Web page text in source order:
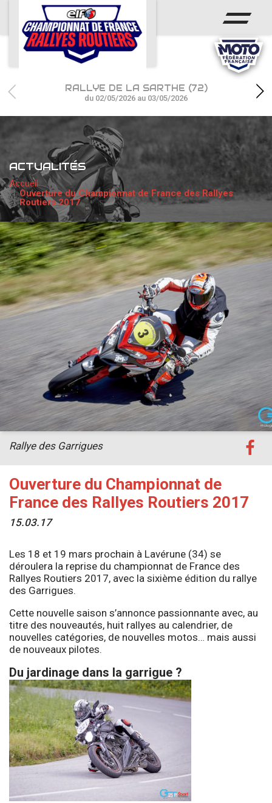
ACCUEIL
ACTUS
CALENDRIER
CHAMPIONNAT
RÉSULTATS
PHOTOS / WEB TV
PARTENAIRES
RALLYE DE LA SARTHE (72)
du 02/05/2026 au 03/05/2026
ACTUALITÉS
Accueil
Ouverture du Championnat de France des Rallyes
Routiers 2017
Ouverture du Championnat de
France des Rallyes Routiers 2017
15.03.17
Rallye des Garrigues
Les 18 et 19 mars prochain à Lavérune (34) se
déroulera la reprise du championnat de France des
Rallyes Routiers 2017, avec la sixième édition du rallye
des Garrigues.
Cette nouvelle saison s’annonce passionnante avec, au
titre des nouveautés, huit rallyes au calendrier, de
nouvelles catégories, de nouvelles motos… mais aussi
de nouveaux pilotes.
Du jardinage dans la garrigue ?